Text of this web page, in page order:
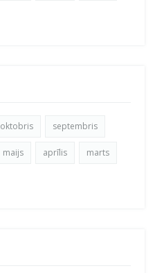
oktobris septembris
maijs aprīlis marts